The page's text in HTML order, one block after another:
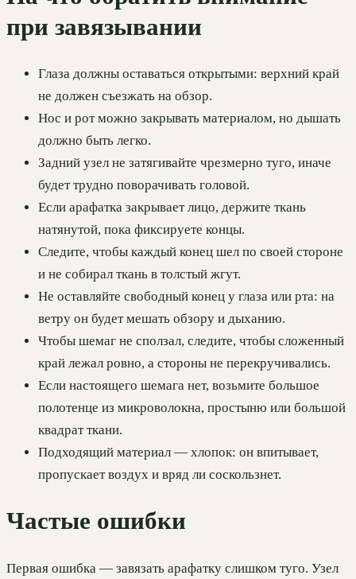
при завязывании
Глаза должны оставаться открытыми: верхний край
не должен съезжать на обзор.
Нос и рот можно закрывать материалом, но дышать
должно быть легко.
Задний узел не затягивайте чрезмерно туго, иначе
будет трудно поворачивать головой.
Если арафатка закрывает лицо, держите ткань
натянутой, пока фиксируете концы.
Следите, чтобы каждый конец шел по своей стороне
и не собирал ткань в толстый жгут.
Не оставляйте свободный конец у глаза или рта: на
ветру он будет мешать обзору и дыханию.
Чтобы шемаг не сползал, следите, чтобы сложенный
край лежал ровно, а стороны не перекручивались.
Если настоящего шемага нет, возьмите большое
полотенце из микроволокна, простыню или большой
квадрат ткани.
Подходящий материал — хлопок: он впитывает,
пропускает воздух и вряд ли соскользнет.
Частые ошибки
Первая ошибка — завязать арафатку слишком туго. Узел